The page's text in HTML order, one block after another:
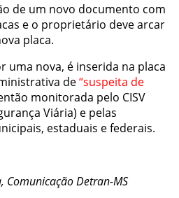
de um novo documento com
e o proprietário deve arcar
placa.
uma nova, é inserida na placa
de“suspeita de
monitorada pelo CISV
Viária) e pelas
estaduais e federais.
Comunicação Detran-MS